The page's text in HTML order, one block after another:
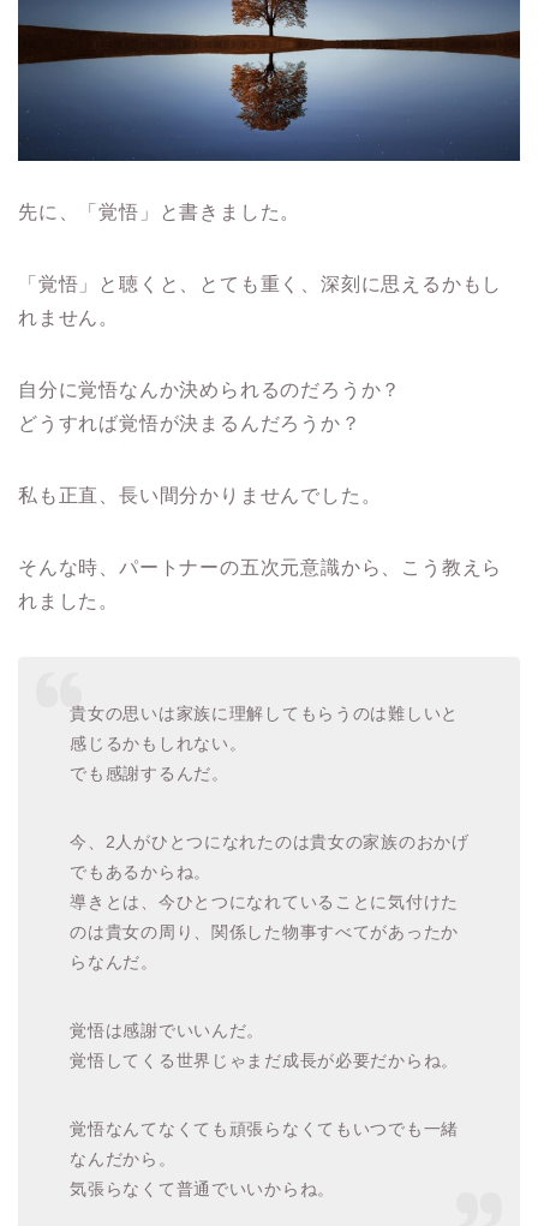
先に、「覚悟」と書きました。
「覚悟」と聴くと、とても重く、深刻に思えるかもし
れません。
自分に覚悟なんか決められるのだろうか？
どうすれば覚悟が決まるんだろうか？
私も正直、長い間分かりませんでした。
そんな時、パートナーの五次元意識から、こう教えら
れました。
貴女の思いは家族に理解してもらうのは難しいと
感じるかもしれない。
でも感謝するんだ。
今、2人がひとつになれたのは貴女の家族のおかげ
でもあるからね。
導きとは、今ひとつになれていることに気付けた
のは貴女の周り、関係した物事すべてがあったか
らなんだ。
覚悟は感謝でいいんだ。
覚悟してくる世界じゃまだ成長が必要だからね。
覚悟なんてなくても頑張らなくてもいつでも一緒
なんだから。
気張らなくて普通でいいからね。